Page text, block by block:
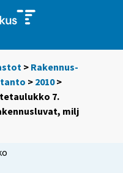
> Rakennus-
> 2010>
7.
milj